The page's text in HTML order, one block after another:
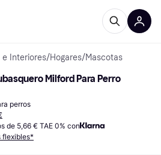
e Interiores/Hogares/Mascotas
Milford Para Perro
perros
de 5,66 € TAE 0% con
flexibles*